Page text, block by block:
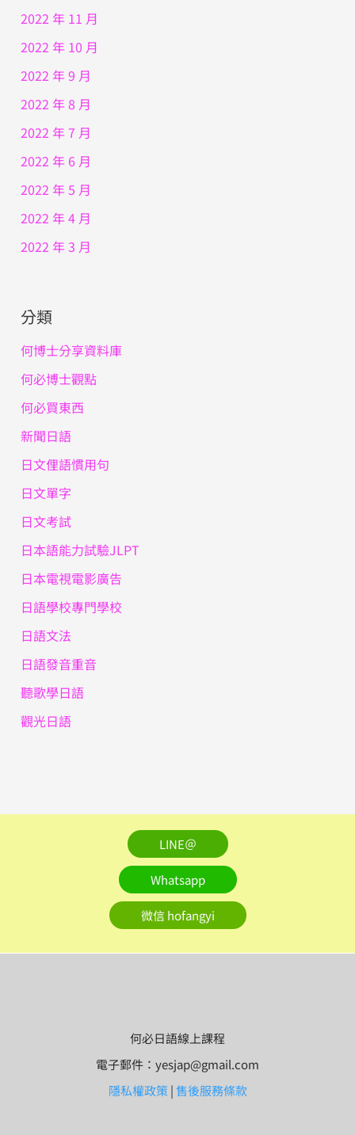
2022 年 11 月
2022 年 10 月
2022 年 9 月
2022 年 8 月
2022 年 7 月
2022 年 6 月
2022 年 5 月
2022 年 4 月
2022 年 3 月
分類
何博士分享資料庫
何必博士觀點
何必買東西
新聞日語
日文俚語慣用句
日文單字
日文考試
日本語能力試驗JLPT
日本電視電影廣告
日語學校專門學校
日語文法
日語發音重音
聽歌學日語
觀光日語
LINE＠
Whatsapp
微信 hofangyi
何必日語線上課程
電子郵件：yesjap@gmail.com
隱私權政策|售後服務條款